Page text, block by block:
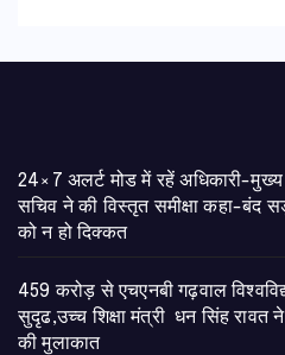
24×7 अलर्ट मोड में रहें अधिकारी-
सचिव ने की विस्तृत समीक्षा कहा-बंद
को न हो दिक्कत
459 करोड़ से एचएनबी गढ़वाल
सुदृढ,उच्च शिक्षा मंत्री धन सिंह रावत
की मुलाकात